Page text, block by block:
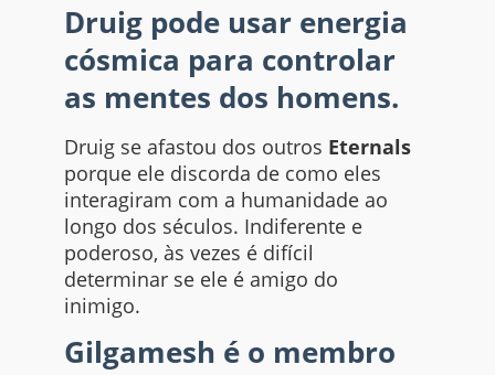
Druig pode usar energia
cósmica para controlar
as mentes dos homens.
Druig se afastou dos outros Eternals
porque ele discorda de como eles
interagiram com a humanidade ao
longo dos séculos. Indiferente e
poderoso, às vezes é difícil
determinar se ele é amigo do
inimigo.
Gilgamesh é o membro